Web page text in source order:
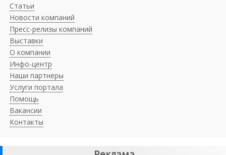
Статьи
Новости компаний
Пресс-релизы компаний
Выставки
О компании
Инфо-центр
Наши партнеры
Услуги портала
Помощь
Вакансии
Контакты